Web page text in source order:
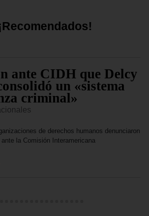
Recomend ad os!
ante CIDH que Delcy
un «sistema
criminal»
de derechos humanos denunciaron
la Comisión Interamericana